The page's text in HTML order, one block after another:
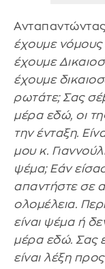
έχουμε
έχουμε
έχουμε
ρωτάτε; Σας
μέρα εδώ, οι
την ένταξη.
μου κ.
ψέμα; Εάν
απαντήστε σε
ολομέλεια.
είναι ψέμα ή
μέρα εδώ. Σας
είναι λέξη